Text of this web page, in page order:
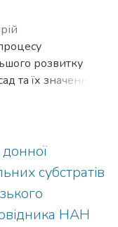
розвитку
та їх значення
здоров 'я і
донної
субстратів
НАН